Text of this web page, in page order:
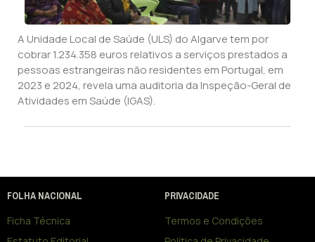
A Unidade Local de Saúde (ULS) do Algarve tem por
cobrar 1.234.358 euros relativos a serviços prestados a
pessoas estrangeiras não residentes em Portugal, em
2023 e 2024, revela uma auditoria da Inspeção-Geral de
Atividades em Saúde (IGAS).
FOLHA NACIONAL
Ficha Técnica
PRIVACIDADE
Termos e Condições